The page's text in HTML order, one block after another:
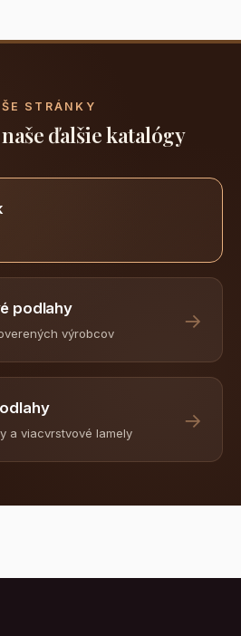
STRÁNKY
ďalšie katalógy
podlahy
výrobcov
→
a viacvrstvové lamely
→